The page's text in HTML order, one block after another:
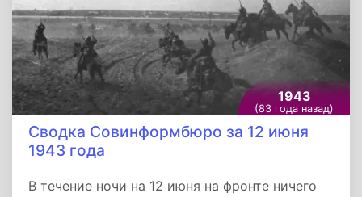
блиндажи и уничтожил более 50 гитлеровцев.
1943
(83 года назад)
Сводка Совинформбюро за 12 июня
1943 года
В течение ночи на 12 июня на фронте ничего